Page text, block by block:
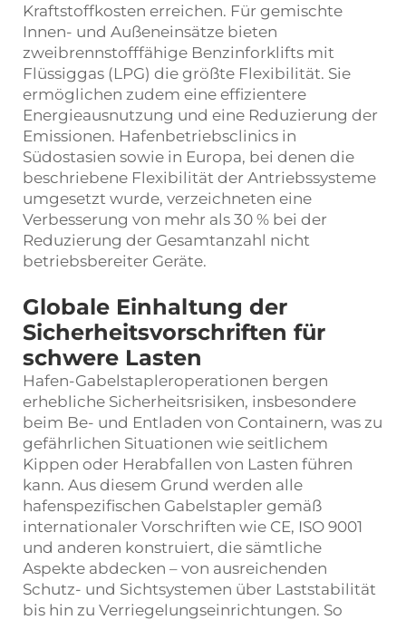
Kraftstoffkosten erreichen. Für gemischte
Innen- und Außeneinsätze bieten
zweibrennstofffähige Benzinforklifts mit
Flüssiggas (LPG) die größte Flexibilität. Sie
ermöglichen zudem eine effizientere
Energieausnutzung und eine Reduzierung der
Emissionen. Hafenbetriebsclinics in
Südostasien sowie in Europa, bei denen die
beschriebene Flexibilität der Antriebssysteme
umgesetzt wurde, verzeichneten eine
Verbesserung von mehr als 30 % bei der
Reduzierung der Gesamtanzahl nicht
betriebsbereiter Geräte.
Globale Einhaltung der
Sicherheitsvorschriften für
schwere Lasten
Hafen-Gabelstapleroperationen bergen
erhebliche Sicherheitsrisiken, insbesondere
beim Be- und Entladen von Containern, was zu
gefährlichen Situationen wie seitlichem
Kippen oder Herabfallen von Lasten führen
kann. Aus diesem Grund werden alle
hafenspezifischen Gabelstapler gemäß
internationaler Vorschriften wie CE, ISO 9001
und anderen konstruiert, die sämtliche
Aspekte abdecken – von ausreichenden
Schutz- und Sichtsystemen über Laststabilität
bis hin zu Verriegelungseinrichtungen. So